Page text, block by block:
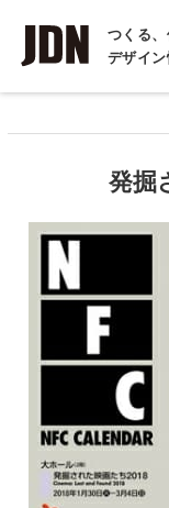
つくる
デザイン
インタビュー
コラム
発掘